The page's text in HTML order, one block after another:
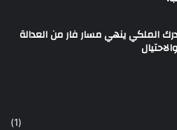
الملكي ينهي مسار فار من العدالة
(1)